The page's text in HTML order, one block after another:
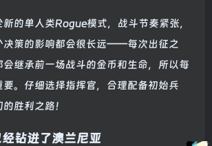
的单人类Rogue模式，战斗节奏紧张，
决策的影响都会很长远——每次出征之
继承前一场战斗的金币和生命，所以每
。仔细选择指挥官，合理配备初始兵
胜利之路！
钻进了澳兰尼亚